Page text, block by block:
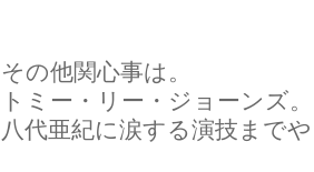
その他関心事は。
トミー・リー・ジョーンズ。
八代亜紀に涙する演技まで